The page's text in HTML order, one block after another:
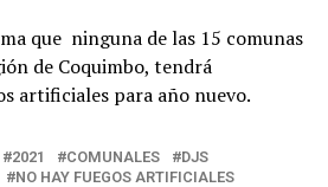
que ninguna de las 15 comunas
de Coquimbo, tendrá
artificiales para año nuevo.
2021 COMUNALES
DJS
NO HAY FUEGOS ARTIFICIALES